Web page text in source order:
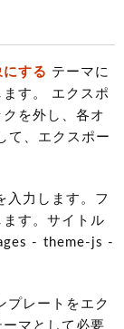
する テーマに
す。 エクスポ
を外し、各オ
て、エクスポー
入力します。フ
す。サイトル
- theme-js -
プレートをエク
マとして必要